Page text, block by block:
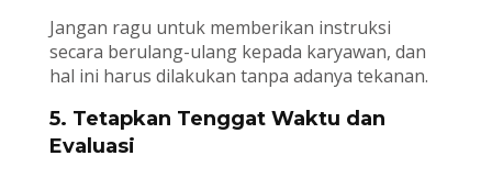
Jangan ragu untuk memberikan instruksi
secara berulang-ulang kepada karyawan, dan
hal ini harus dilakukan tanpa adanya tekanan.
5. Tetapkan Tenggat Waktu dan
Evaluasi